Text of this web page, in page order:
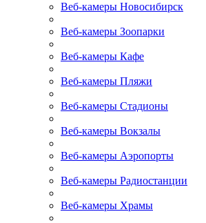
Веб-камеры Новосибирск
Веб-камеры Зоопарки
Веб-камеры Кафе
Веб-камеры Пляжи
Веб-камеры Стадионы
Веб-камеры Вокзалы
Веб-камеры Аэропорты
Веб-камеры Радиостанции
Веб-камеры Храмы